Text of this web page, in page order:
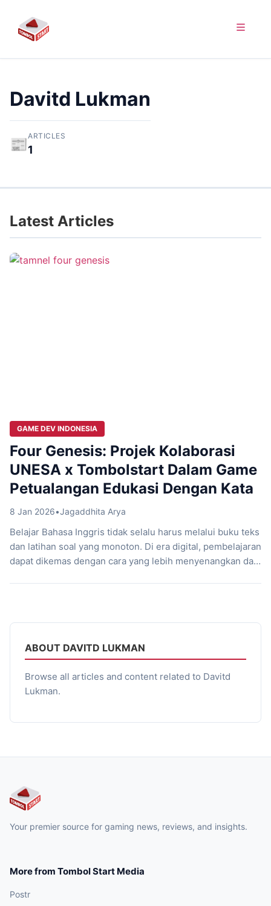
Davitd Lukman
📰ARTICLES
1
ABOUT DAVITD LUKMAN
Browse all articles and content related to Davitd
Lukman.
Latest Articles
GAME DEV INDONESIA
Four Genesis: Projek Kolaborasi
UNESA x Tombolstart Dalam Game
Petualangan Edukasi Dengan Kata
8 Jan 2026•Jagaddhita Arya
Belajar Bahasa Inggris tidak selalu harus melalui buku teks
dan latihan soal yang monoton. Di era digital, pembelajaran
dapat dikemas dengan cara yang lebih menyenangkan dan
Your premier source for gaming news, reviews, and insights.
More from Tombol Start Media
Postr